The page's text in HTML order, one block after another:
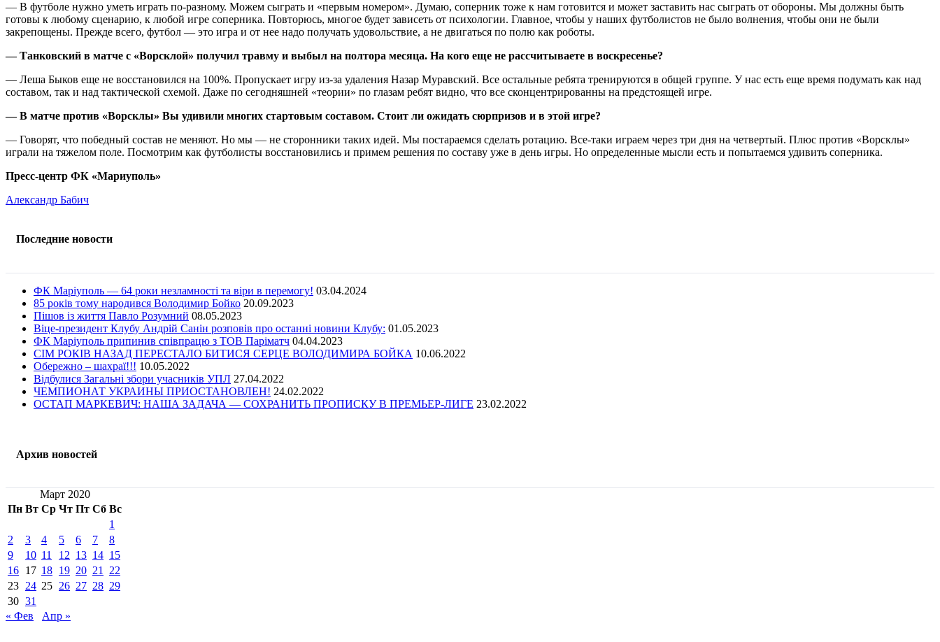
— В футболе нужно уметь играть по-разному. Можем сыграть и «первым номером». Думаю, соперник тоже к нам готовится и может заставить нас сыграть от обороны. Мы должны быть
готовы к любому сценарию, к любой игре соперника. Повторюсь, многое будет зависеть от психологии. Главное, чтобы у наших футболистов не было волнения, чтобы они не были
закрепощены. Прежде всего, футбол — это игра и от нее надо получать удовольствие, а не двигаться по полю как роботы.
— Танковский в матче с «Ворсклой» получил травму и выбыл на полтора месяца. На кого еще не рассчитываете в воскресенье?
— Леша Быков еще не восстановился на 100%. Пропускает игру из-за удаления Назар Муравский. Все остальные ребята тренируются в общей группе. У нас есть еще время подумать как над
составом, так и над тактической схемой. Даже по сегодняшней «теории» по глазам ребят видно, что все сконцентрированны на предстоящей игре.
— В матче против «Ворсклы» Вы удивили многих стартовым составом. Стоит ли ожидать сюрпризов и в этой игре?
— Говорят, что победный состав не меняют. Но мы — не сторонники таких идей. Мы постараемся сделать ротацию. Все-таки играем через три дня на четвертый. Плюс против «Ворсклы»
играли на тяжелом поле. Посмотрим как футболисты восстановились и примем решения по составу уже в день игры. Но определенные мысли есть и попытаемся удивить соперника.
Пресс-центр ФК «Мариуполь»
Александр Бабич
Последние новости
ФК Маріуполь — 64 роки незламності та віри в перемогу! 03.04.2024
85 років тому народився Володимир Бойко 20.09.2023
Пішов із життя Павло Розумний 08.05.2023
Віце-президент Клубу Андрій Санін розповів про останні новини Клубу: 01.05.2023
ФК Маріуполь припинив співпрацю з ТОВ Паріматч 04.04.2023
СІМ РОКІВ НАЗАД ПЕРЕСТАЛО БИТИСЯ СЕРЦЕ ВОЛОДИМИРА БОЙКА 10.06.2022
Обережно – шахраї!!! 10.05.2022
Відбулися Загальні збори учасників УПЛ 27.04.2022
ЧЕМПИОНАТ УКРАИНЫ ПРИОСТАНОВЛЕН! 24.02.2022
ОСТАП МАРКЕВИЧ: НАША ЗАДАЧА — СОХРАНИТЬ ПРОПИСКУ В ПРЕМЬЕР-ЛИГЕ 23.02.2022
Архив новостей
Март 2020
Пн Вт Ср Чт Пт Сб Вс
1
2
3 4 5 6 7
8
9
10 11 12 13 14 15
16 17 18 19 20 21
22
23 24 25 26 27 28 29
30 31
« Фев
Апр »